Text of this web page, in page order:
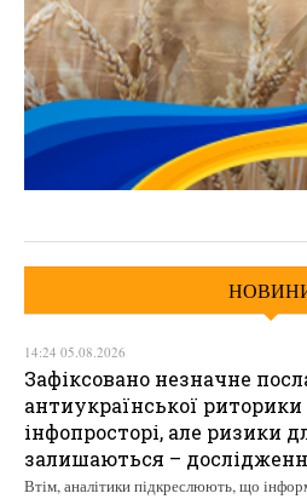
14:24 05.08.2026
Зафіксовано незначне
антиукраїнської
інфопросторі, але ризики
залишаються –
Втім, аналітики підкреслюють, що